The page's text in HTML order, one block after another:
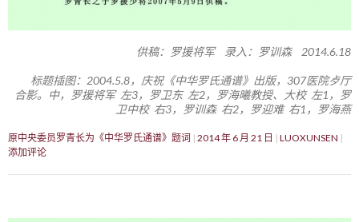
供稿：罗援将军 录入：罗训森 2014.6.18
标题插图：2004.5.8，庆祝《中华罗氏通谱》出版，307医院歺厅
合影。中，罗援将军 左3，罗卫东 左2，罗海曦教授、大校 左1，罗
卫中校 右3，罗训森 右2，罗迎难 右1，罗海燕
原中央委员罗青长为《中华罗氏通谱》题词 2014 年 6 月 21 日
LUOXUNSEN
添加评论